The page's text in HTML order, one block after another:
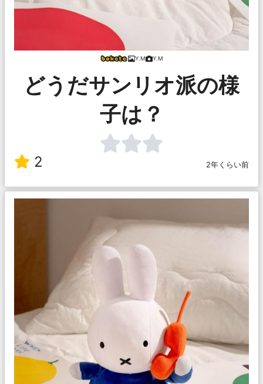
Y.M Y.M
どうだサンリオ派の様
子は？
2 2年くらい前